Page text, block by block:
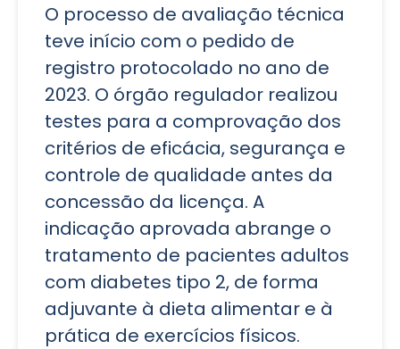
O processo de avaliação técnica
teve início com o pedido de
registro protocolado no ano de
2023. O órgão regulador realizou
testes para a comprovação dos
critérios de eficácia, segurança e
controle de qualidade antes da
concessão da licença. A
indicação aprovada abrange o
tratamento de pacientes adultos
com diabetes tipo 2, de forma
adjuvante à dieta alimentar e à
prática de exercícios físicos.